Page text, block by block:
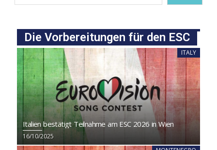
Die Vorbereitungen für den ESC
ITALY
Italien bestätigt Teilnahme am ESC 2026 in Wien
16/10/2025